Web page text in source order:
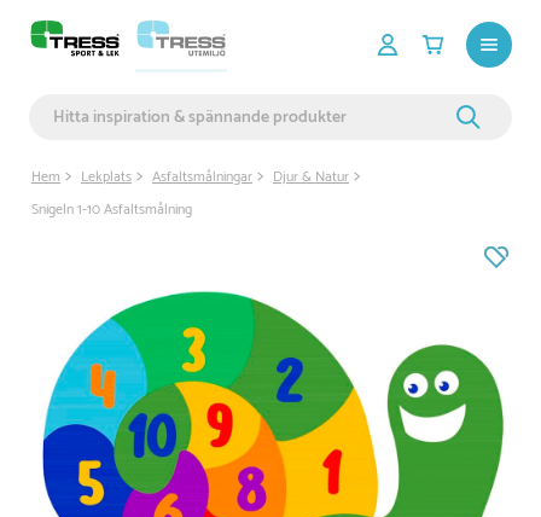
Hem Lekplats Asfaltsmålningar
Djur & Natur
Snigeln 1-10 Asfaltsmålning